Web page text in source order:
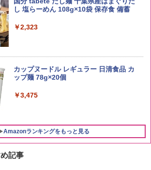
￥3,274
by Amazon あきたこまちブレンド 無洗
米 5kg
￥3,396
容量 4リットル
￥4,274
【数量限定】フロム・ザ・バレル モルト
ウイスキー500ml アサヒ [ 日本 500ml ]
【中元 ギフト プレゼント 贈り物に】
￥4,402
し 塩らーめん 108g×10袋 保存食 備蓄
￥2,323
カップヌードル レギュラー 日清食品 カ
ップ麺 78g×20個
￥3,475
Amazonランキングをもっと見る
記事